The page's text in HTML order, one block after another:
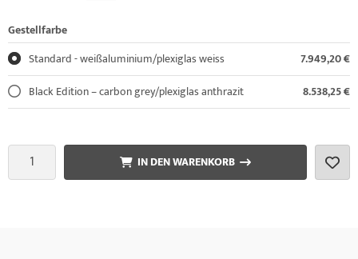
Gestellfarbe
Standard - weißaluminium/plexiglas weiss
7.949,20 €
Black Edition – carbon grey/plexiglas anthrazit
8.538,25 €
IN DEN WARENKORB